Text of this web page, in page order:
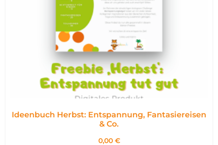
Ideenbuch Herbst: Entspannung, Fantasiereisen
& Co.
0,00 €